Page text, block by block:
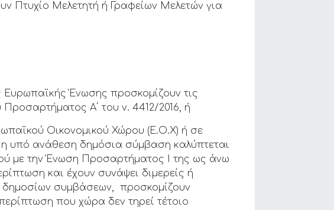
Πτυχίο Μελετητή ή Γραφείων Μελετών για
Ευρωπαϊκής Ένωσης προσκομίζουν τις
Α΄ του ν. 4412/2016, ή
Οικονομικού Χώρου (Ε.Ο.Χ) ή σε
υπό ανάθεση δημόσια σύμβαση καλύπτεται
με την Ένωση Προσαρτήματος I της ως άνω
και έχουν συνάψει διμερείς ή
δημοσίων συμβάσεων, προσκομίζουν
που χώρα δεν τηρεί τέτοιο